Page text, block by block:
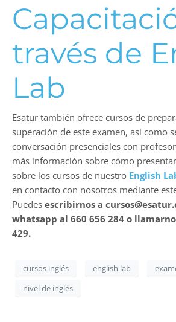
través de
Lab
Esatur también ofrece cursos de
superación de este examen, así como
conversación presenciales con
más información sobre cómo
sobre los cursos de nuestro English
en contacto con nosotros mediante
Puedes escribirnos a
whatsapp al 660 656 284 o
429.
cursos inglés english lab
nivel de inglés